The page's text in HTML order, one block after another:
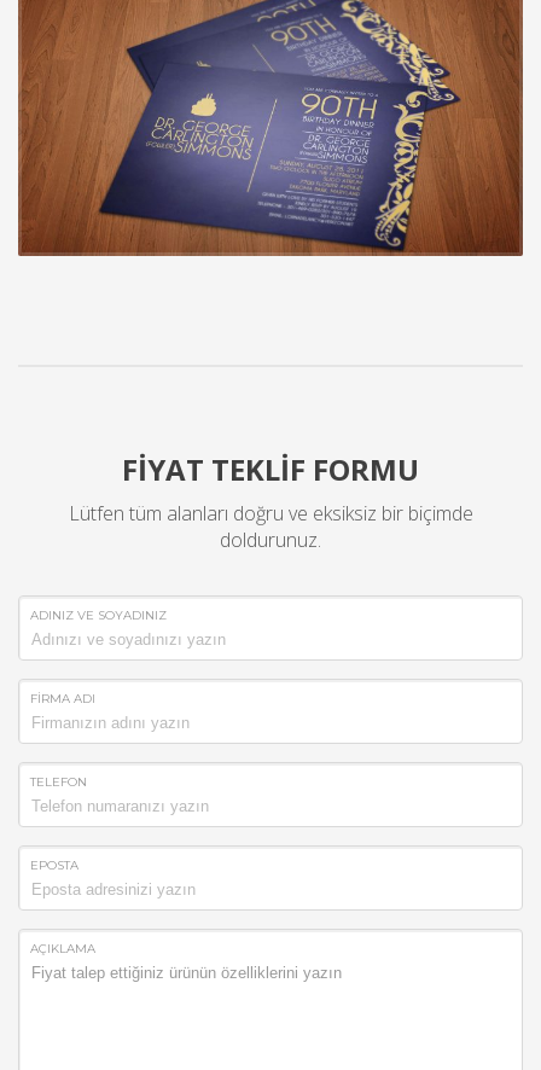
FİYAT TEKLİF FORMU
Lütfen tüm alanları doğru ve eksiksiz bir biçimde
doldurunuz.
ADINIZ VE SOYADINIZ
FİRMA ADI
TELEFON
EPOSTA
AÇIKLAMA